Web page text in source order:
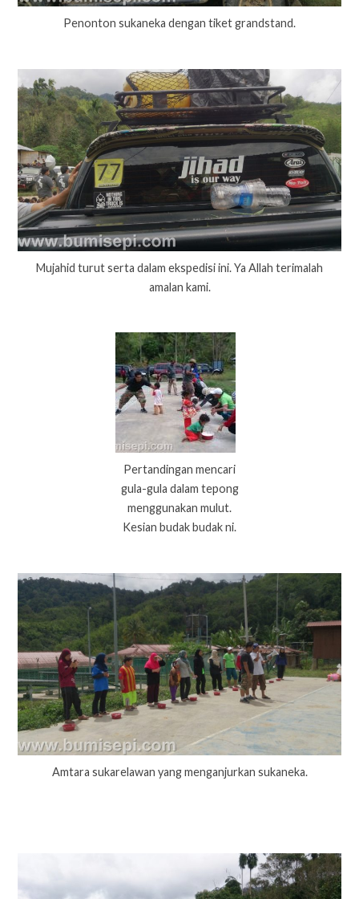
Penonton sukaneka dengan tiket grandstand.
Mujahid turut serta dalam ekspedisi ini. Ya Allah terimalah
amalan kami.
Pertandingan mencari
gula-gula dalam tepong
menggunakan mulut.
Kesian budak budak ni.
Amtara sukarelawan yang menganjurkan sukaneka.